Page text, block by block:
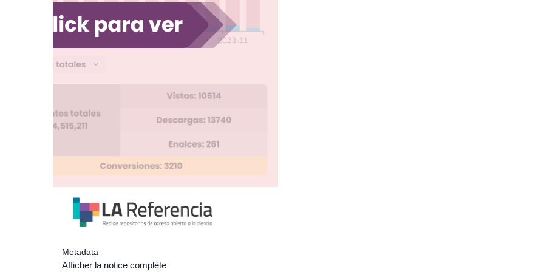
Metadata
Afficher la notice complète